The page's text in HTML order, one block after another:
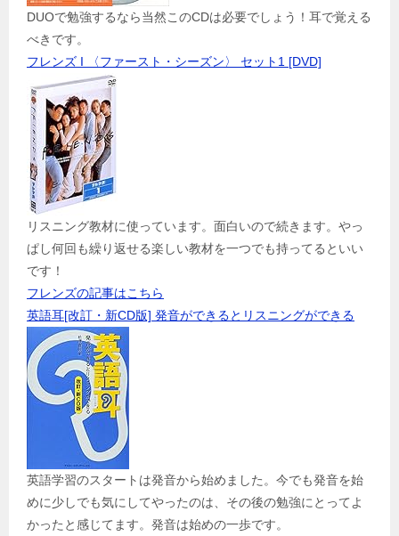
DUOで勉強するなら当然このCDは必要でしょう！耳で覚える
べきです。
フレンズ I 〈ファースト・シーズン〉 セット1 [DVD]
リスニング教材に使っています。面白いので続きます。やっ
ぱし何回も繰り返せる楽しい教材を一つでも持ってるといい
です！
フレンズの記事はこちら
英語耳[改訂・新CD版] 発音ができるとリスニングができる
英語学習のスタートは発音から始めました。今でも発音を始
めに少しでも気にしてやったのは、その後の勉強にとってよ
かったと感じてます。発音は始めの一歩です。